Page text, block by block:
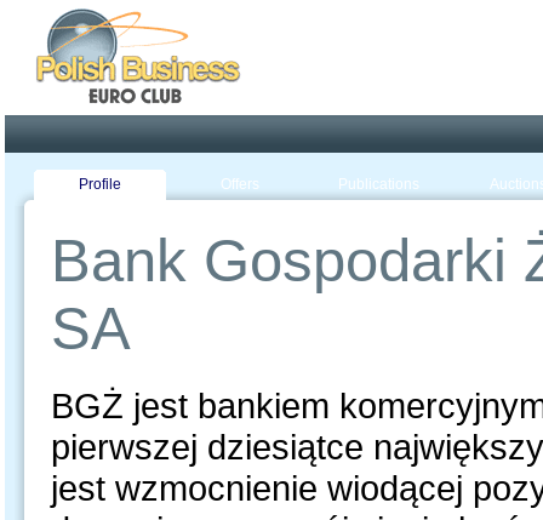
Profile Offers Publications
Bank Gospodarki
SA
BGŻ jest bankiem
pierwszej dziesiątce
jest wzmocnienie wiodącej